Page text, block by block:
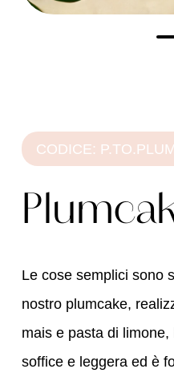
CODICE:
Le cose semplici sono
nostro plumcake,
mais e pasta di
soffice e leggera ed è